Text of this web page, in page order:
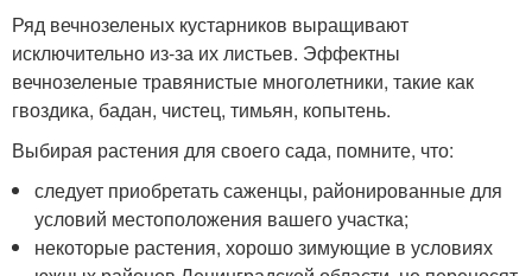
Ряд вечнозеленых кустарников выращивают
исключительно из-за их листьев. Эффектны
вечнозеленые травянистые многолетники, такие как
гвоздика, бадан, чистец, тимьян, копытень.
Выбирая растения для своего сада, помните, что:
следует приобретать саженцы, районированные для
условий местоположения вашего участка;
некоторые растения, хорошо зимующие в условиях